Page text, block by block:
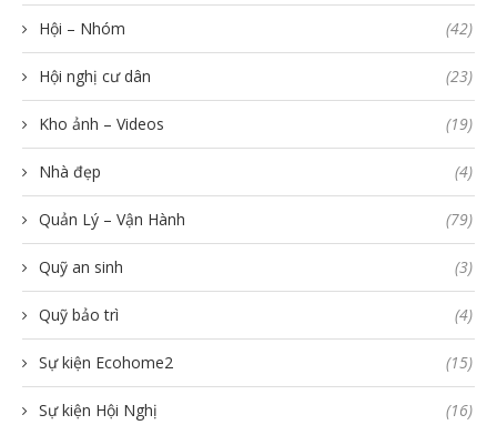
Hội – Nhóm (42)
Hội nghị cư dân (23)
Kho ảnh – Videos (19)
Nhà đẹp (4)
Quản Lý – Vận Hành (79)
Quỹ an sinh (3)
Quỹ bảo trì (4)
Sự kiện Ecohome2 (15)
Sự kiện Hội Nghị (16)